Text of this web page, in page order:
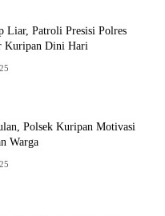
Liar, Patroli Presisi Polres
Kuripan Dini Hari
Polsek Kuripan Motivasi
Warga